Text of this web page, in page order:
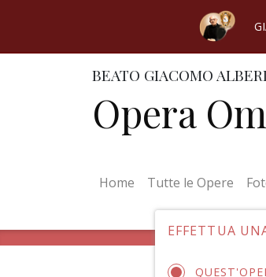
BEATO GIACOMO
Opera
Home (current)
Tutte le Opere
EFFETTUA